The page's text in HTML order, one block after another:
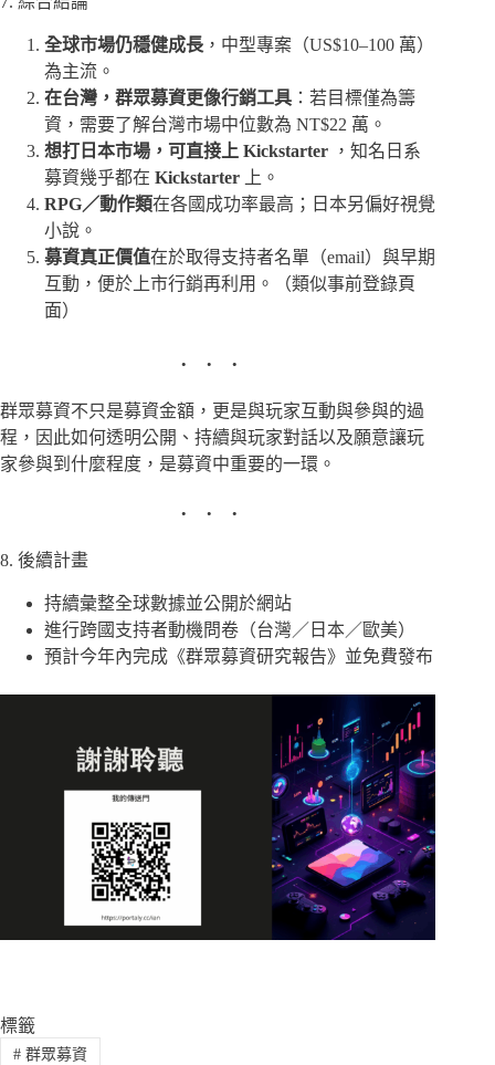
全球市場仍穩健成長 ，中型專案（US$10–100 萬）
為主流。
在台灣，群眾募資更像行銷工具 ：若目標僅為籌
資，需要了解台灣市場中位數為 NT$22 萬。
想打日本市場，可直接上 Kickstarter ，知名日系
募資幾乎都在 Kickstarter 上。
RPG／動作類在各國成功率最高；日本另偏好視覺
小說。
募資真正價值在於取得支持者名單（email）與早期
互動，便於上市行銷再利用。（類似事前登錄頁
面）
群眾募資不只是募資金額，更是與玩家互動與參與的過
程，因此如何透明公開、持續與玩家對話以及願意讓玩
家參與到什麼程度，是募資中重要的一環。
8. 後續計畫
持續彙整全球數據並公開於網站
進行跨國支持者動機問卷（台灣／日本／歐美）
預計今年內完成《群眾募資研究報告》並免費發布
標籤
#群眾募資